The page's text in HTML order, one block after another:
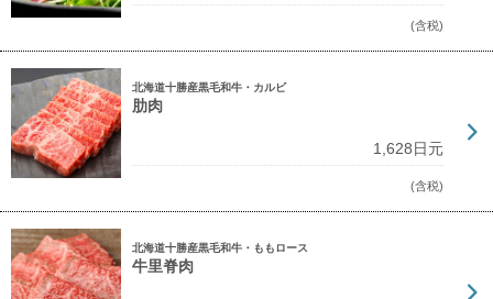
(含税)
北海道十勝産黒毛和牛・カルビ
肋肉
1,628日元
(含税)
北海道十勝産黒毛和牛・ももロース
牛里脊肉